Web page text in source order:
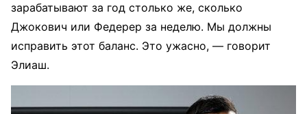
зарабатывают за год столько же, сколько
Джокович или Федерер за неделю. Мы должны
исправить этот баланс. Это ужасно, — говорит
Элиаш.